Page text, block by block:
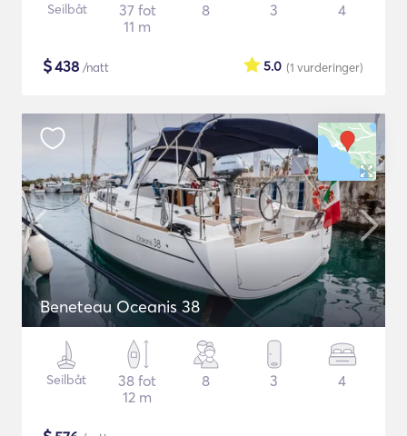
Seilbåt
37 fot
11 m
8 3 4
$438 /natt (1 vurderinger)
5.0
Beneteau Oceanis 38
Seilbåt
38 fot
12 m
8 3 4